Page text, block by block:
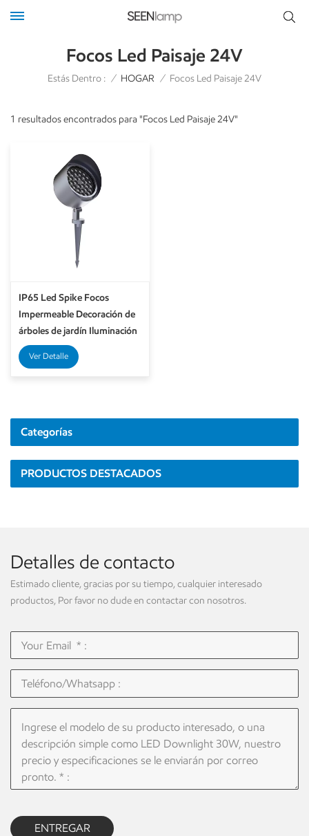
Focos Led Paisaje 24V
Estás Dentro : / HOGAR / Focos Led Paisaje 24V
1 resultados encontrados para "Focos Led Paisaje 24V"
IP65 Led Spike Focos
Impermeable Decoración de
árboles de jardín Iluminación
Iluminación de puntos al aire
libre
Ver Detalle
Categorías
PRODUCTOS DESTACADOS
Detalles de contacto
Estimado cliente, gracias por su tiempo, cualquier interesado
productos, Por favor no dude en contactar con nosotros.
ENTREGAR